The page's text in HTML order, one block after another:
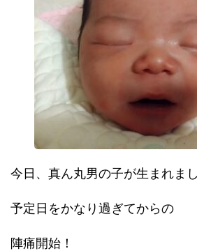
今日、真ん丸男の子が生まれま
予定日をかなり過ぎてからの
陣痛開始！